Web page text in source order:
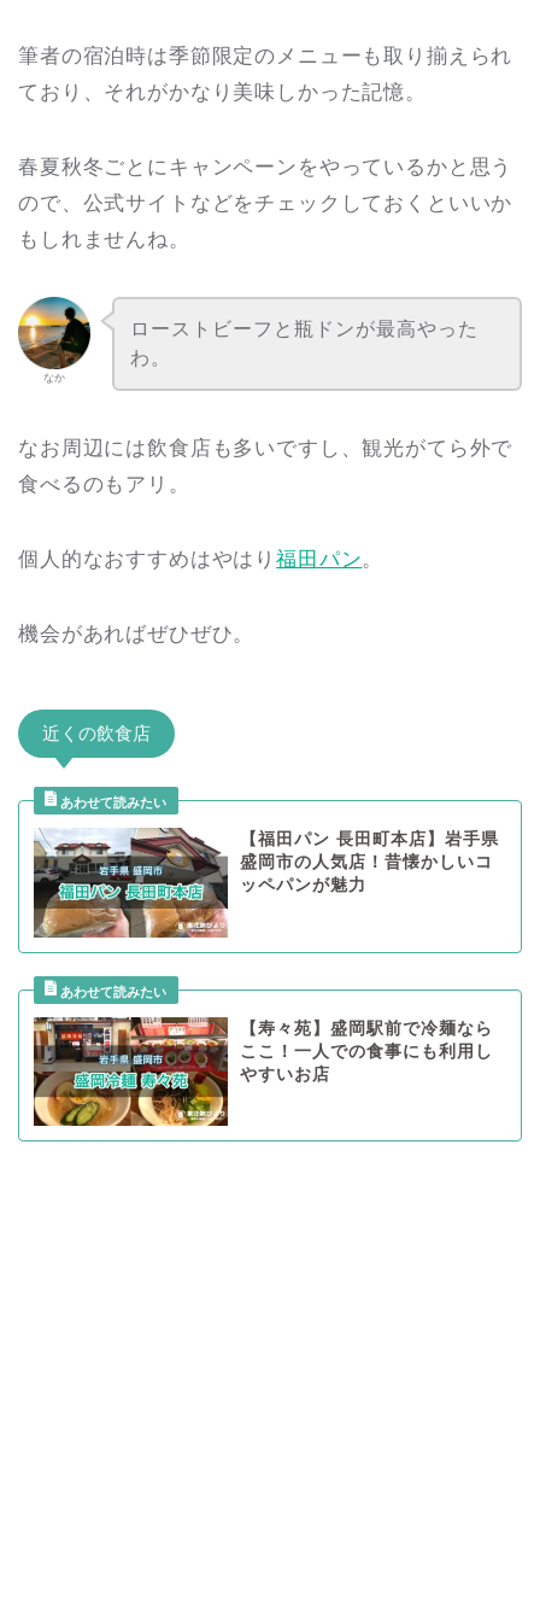
筆者の宿泊時は季節限定のメニューも取り揃えられ
ており、それがかなり美味しかった記憶。
春夏秋冬ごとにキャンペーンをやっているかと思う
ので、公式サイトなどをチェックしておくといいか
もしれませんね。
なか
ローストビーフと瓶ドンが最高やった
わ。
なお周辺には飲食店も多いですし、観光がてら外で
食べるのもアリ。
個人的なおすすめはやはり福田パン。
機会があればぜひぜひ。
近くの飲食店
【福田パン 長田町本店】岩手県
盛岡市の人気店！昔懐かしいコ
ッペパンが魅力
【寿々苑】盛岡駅前で冷麺なら
ここ！一人での食事にも利用し
やすいお店